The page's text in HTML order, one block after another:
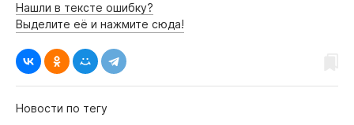
Нашли в тексте ошибку?
Выделите её и нажмите сюда!
Новости по тегу